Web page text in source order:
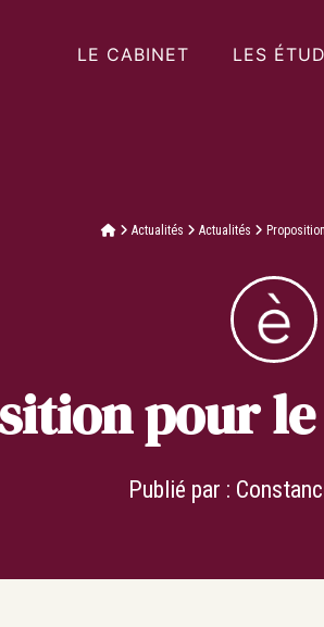
LE CABINET LES
Actualités Actualités
pour
Publié par :